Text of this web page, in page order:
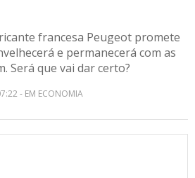
francesa Peugeot promete
e permanecerá com as
Será que vai dar certo?
- EM ECONOMIA